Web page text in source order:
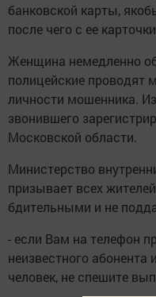
банковской карты,
после чего с ее
Женщина немедленно
полицейские проводят
личности мошенника.
звонившего
Московской области.
Министерство
призывает всех
бдительными и не
- если Вам на телефон
неизвестного
человек, не спешите